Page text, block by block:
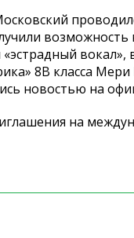
возможность
вокал»,
8В класса Мери
новостью на
на